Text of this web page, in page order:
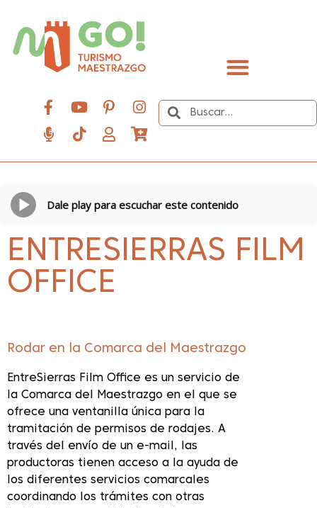
Dale play para escuchar este contenido
ENTRESIERRAS FILM
OFFICE
Rodar en la Comarca del Maestrazgo
EntreSierras Film Office es un servicio de
la Comarca del Maestrazgo en el que se
ofrece una ventanilla única para la
tramitación de permisos de rodajes. A
través del envío de un e-mail, las
productoras tienen acceso a la ayuda de
los diferentes servicios comarcales
coordinando los trámites con otras